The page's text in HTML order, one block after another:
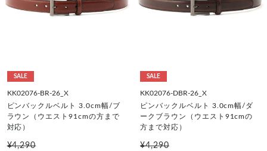
SALE
KK02076-BR-26_X
ピンバックルベルト 3.0cm幅/ブ
ラウン（ウエスト91cmの方まで
対応）
¥4,290
SALE
KK02076-DBR-26_X
ピンバックルベルト 3.0cm幅/ダ
ークブラウン（ウエスト91cmの
方まで対応）
¥4,290